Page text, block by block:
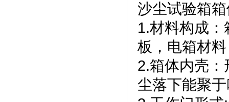
沙尘试验箱
1.材料构成
板，电箱
2.箱体内壳
尘落下能聚于